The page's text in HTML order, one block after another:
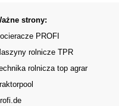
strony:
PROFI
rolnicze TPR
rolnicza top agrar